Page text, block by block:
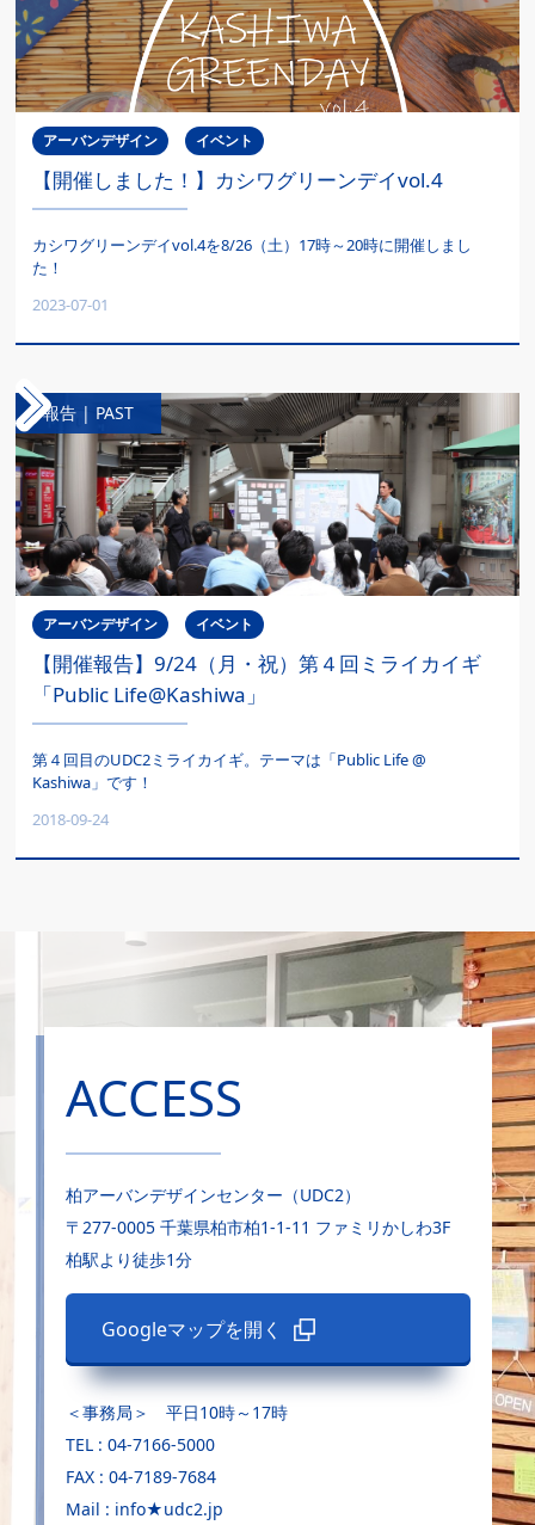
アーバンデザイン イベント
【開催しました！】カシワグリーンデイvol.4
カシワグリーンデイvol.4を8/26（土）17時～20時に開催しまし
た！
2023-07-01
報告 | PAST
アーバンデザイン イベント
【開催報告】9/24（月・祝）第４回ミライカイギ
「Public Life@Kashiwa」
第４回目のUDC2ミライカイギ。テーマは「Public Life @
Kashiwa」です！
2018-09-24
ACCESS
柏アーバンデザインセンター（UDC2）
〒277-0005 千葉県柏市柏1-1-11 ファミリかしわ3F
柏駅より徒歩1分
Googleマップを開く
＜事務局＞ 平日10時～17時
TEL : 04-7166-5000
FAX : 04-7189-7684
Mail : info★udc2.jp